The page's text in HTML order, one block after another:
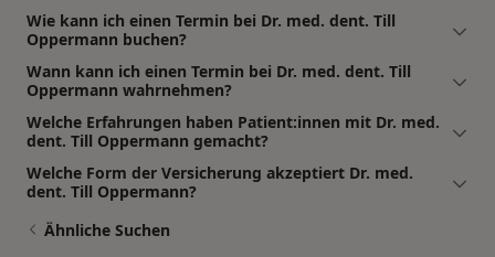
Wie kann ich einen Termin bei Dr. med. dent. Till
Oppermann buchen?
Wann kann ich einen Termin bei Dr. med. dent. Till
Oppermann wahrnehmen?
Welche Erfahrungen haben Patient:innen mit Dr. med.
dent. Till Oppermann gemacht?
Welche Form der Versicherung akzeptiert Dr. med.
dent. Till Oppermann?
Ähnliche Suchen